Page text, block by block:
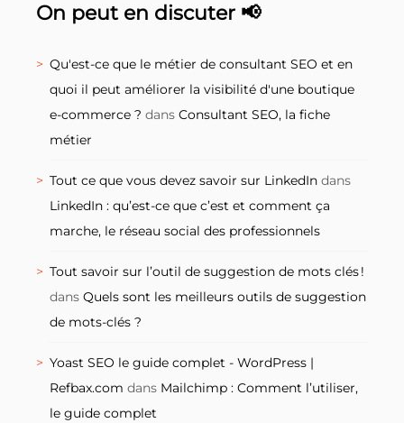
On peut en discuter 📢
Qu'est-ce que le métier de consultant SEO et en
quoi il peut améliorer la visibilité d'une boutique
e-commerce ? dans Consultant SEO, la fiche
métier
Tout ce que vous devez savoir sur LinkedIn dans
LinkedIn : qu’est-ce que c’est et comment ça
marche, le réseau social des professionnels
Tout savoir sur l’outil de suggestion de mots clés !
dans Quels sont les meilleurs outils de suggestion
de mots-clés ?
Yoast SEO le guide complet - WordPress |
Refbax.com dans Mailchimp : Comment l’utiliser,
le guide complet